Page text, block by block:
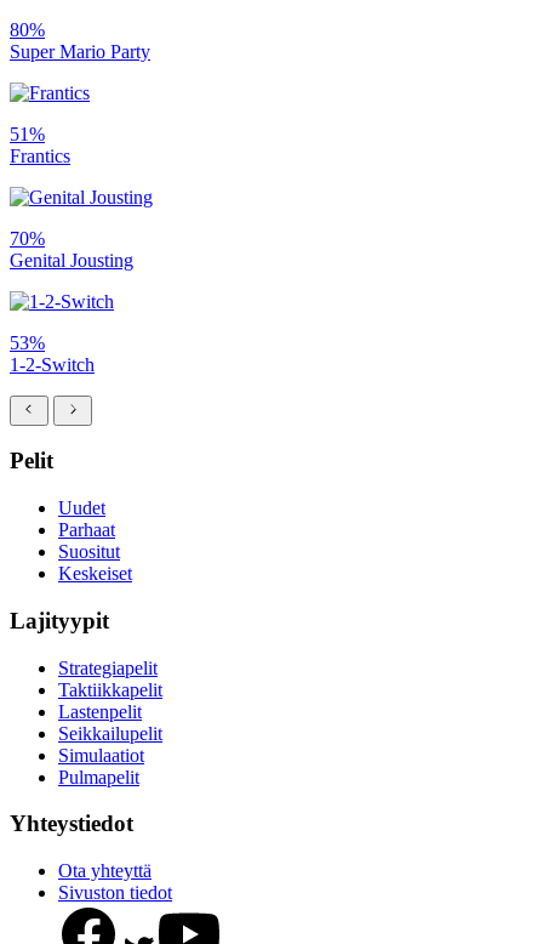
80%
Super Mario Party
51%
Frantics
70%
Genital Jousting
53%
1-2-Switch
Pelit
Uudet
Parhaat
Suositut
Keskeiset
Lajityypit
Strategiapelit
Taktiikkapelit
Lastenpelit
Seikkailupelit
Simulaatiot
Pulmapelit
Yhteystiedot
Ota yhteyttä
Sivuston tiedot